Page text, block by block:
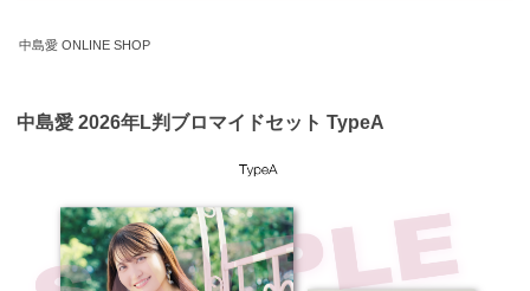
中島愛 ONLINE SHOP
中島愛 2026年L判ブロマイドセット TypeA